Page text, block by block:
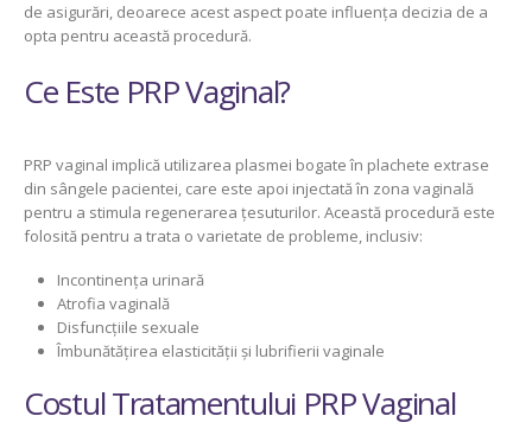
de asigurări, deoarece acest aspect poate influența decizia de a
opta pentru această procedură.
Ce Este PRP Vaginal?
PRP vaginal implică utilizarea plasmei bogate în plachete extrase
din sângele pacientei, care este apoi injectată în zona vaginală
pentru a stimula regenerarea țesuturilor. Această procedură este
folosită pentru a trata o varietate de probleme, inclusiv:
Incontinența urinară
Atrofia vaginală
Disfuncțiile sexuale
Îmbunătățirea elasticității și lubrifierii vaginale
Costul Tratamentului PRP Vaginal